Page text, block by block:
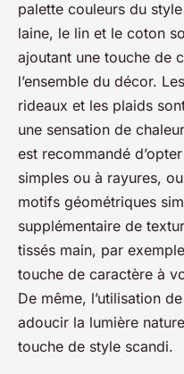
palette couleurs du
laine, le lin et le coton
ajoutant une touche de
l’ensemble du décor.
rideaux et les plaids
une sensation de
est recommandé
simples ou à rayures,
motifs géométriques
supplémentaire de
tissés main, par
touche de caractère à
De même, l’utilisation
adoucir la lumière
touche de style scandi.